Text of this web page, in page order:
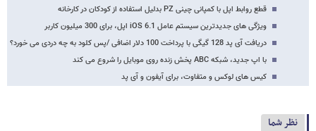
قطع روابط اپل با کمپانی چینی PZ بدلیل استفاده از کودکان در کارخانه
ویژگی های جدیدترین سیستم عامل iOS 6.1 اپل، برای 300 میلیون کاربر
دریافت آی پد 128 گیگی با پرداخت 100 دلار اضافی /پس کلود به چه دردی می خورد؟
با اپ جدید، شبکه ABC پخش زنده روی موبایل را شروع می کند
کیس های لوکس و متفاوت، برای آیفون و آی پد
نظر شما